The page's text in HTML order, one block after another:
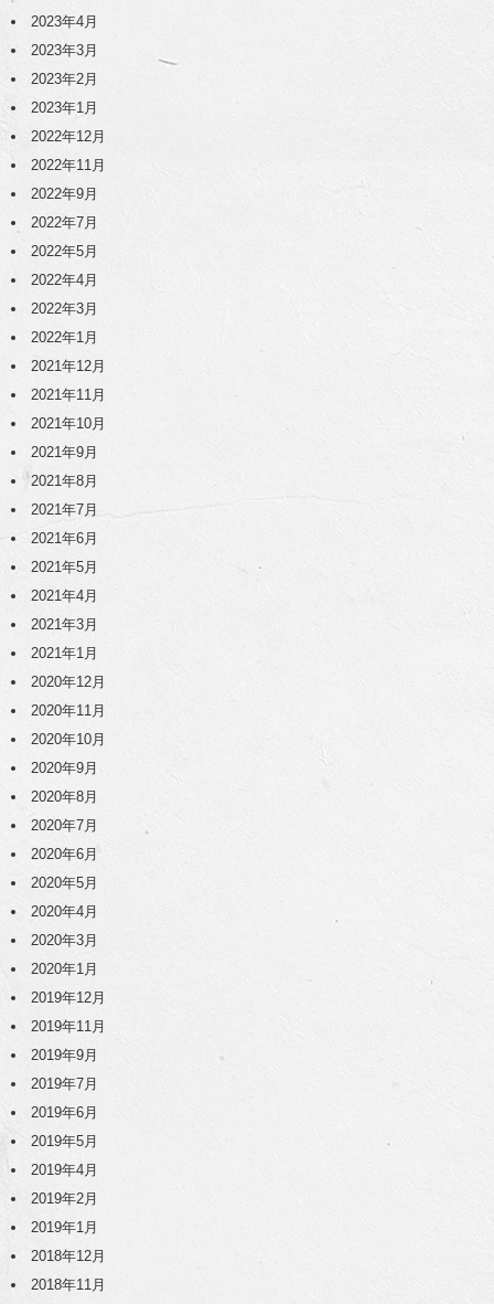
2023年4月
2023年3月
2023年2月
2023年1月
2022年12月
2022年11月
2022年9月
2022年7月
2022年5月
2022年4月
2022年3月
2022年1月
2021年12月
2021年11月
2021年10月
2021年9月
2021年8月
2021年7月
2021年6月
2021年5月
2021年4月
2021年3月
2021年1月
2020年12月
2020年11月
2020年10月
2020年9月
2020年8月
2020年7月
2020年6月
2020年5月
2020年4月
2020年3月
2020年1月
2019年12月
2019年11月
2019年9月
2019年7月
2019年6月
2019年5月
2019年4月
2019年2月
2019年1月
2018年12月
2018年11月